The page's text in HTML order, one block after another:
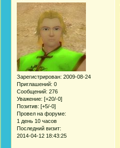
Зарегистрирован: 2009-08-24
Приглашений: 0
Сообщений: 276
Уважение: [+20/-0]
Позитив: [+5/-0]
Провел на форуме:
1 день 10 часов
Последний визит:
2014-04-12 18:43:25